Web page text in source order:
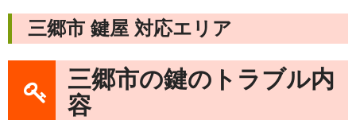
三郷市 鍵屋 対応エリア
三郷市の鍵のトラブル内
容